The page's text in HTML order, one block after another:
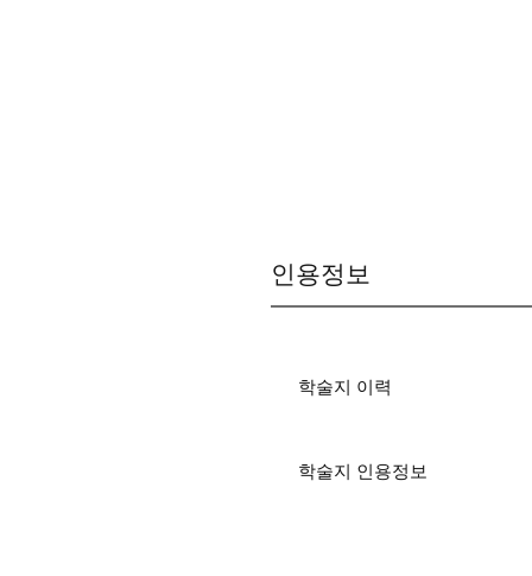
인용정보
학술지 이력
학술지 인용정보